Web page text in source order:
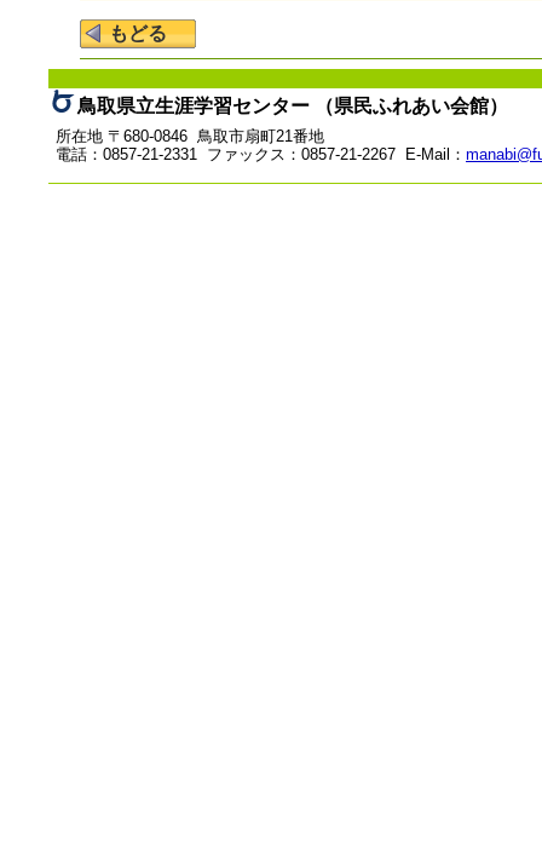
鳥取県立生涯学習センター （県民ふれあい会館）
所在地 〒680-0846 鳥取市扇町21番地
電話：0857-21-2331 ファックス：0857-21-2267 E-Mail：